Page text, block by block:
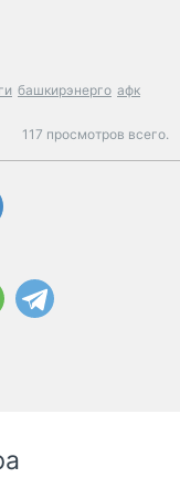
башкирэнерго афк
117 просмотров всего.